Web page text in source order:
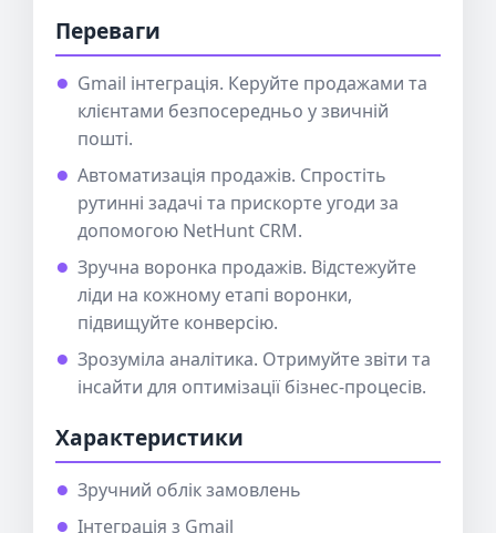
Переваги
Gmail інтеграція. Керуйте продажами та
клієнтами безпосередньо у звичній
пошті.
Автоматизація продажів. Спростіть
рутинні задачі та прискорте угоди за
допомогою NetHunt CRM.
Зручна воронка продажів. Відстежуйте
ліди на кожному етапі воронки,
підвищуйте конверсію.
Зрозуміла аналітика. Отримуйте звіти та
інсайти для оптимізації бізнес-процесів.
Характеристики
Зручний облік замовлень
Інтеграція з Gmail